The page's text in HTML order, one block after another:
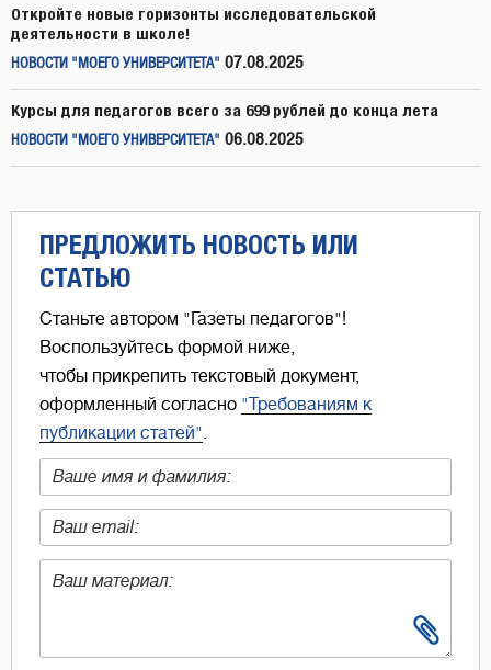
Откройте новые горизонты исследовательской
деятельности в школе!
НОВОСТИ "МОЕГО УНИВЕРСИТЕТА" 07.08.2025
Курсы для педагогов всего за 699 рублей до конца лета
НОВОСТИ "МОЕГО УНИВЕРСИТЕТА" 06.08.2025
ПРЕДЛОЖИТЬ НОВОСТЬ ИЛИ
СТАТЬЮ
Станьте автором "Газеты педагогов"!
Воспользуйтесь формой ниже,
чтобы прикрепить текстовый документ,
оформленный согласно "Требованиям к
публикации статей".